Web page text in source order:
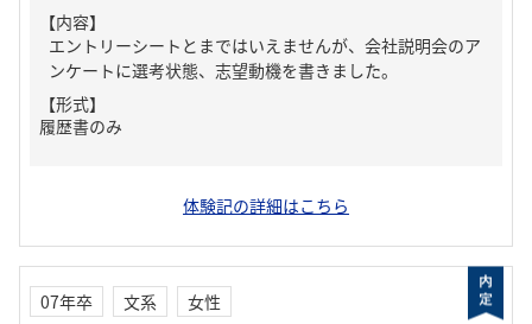
【内容】
エントリーシートとまではいえませんが、会社説明会のア
ンケートに選考状態、志望動機を書きました。
【形式】
履歴書のみ
体験記の詳細はこちら
07年卒 文系
女性